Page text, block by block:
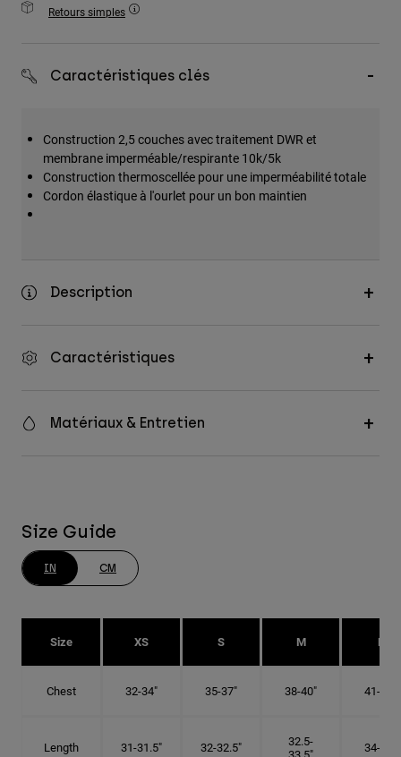
Accessoires
Sacs et sacs à dos
Voir tout
Retours simples
Caractéristiques clés
Construction 2,5 couches avec traitement DWR et
membrane imperméable/respirante 10k/5k
Construction thermoscellée pour une imperméabilité totale
Cordon élastique à l'ourlet pour un bon maintien
Description
Caractéristiques
Matériaux & Entretien
Size Guide
IN CM
Size XS S M L
Chest 32-34" 35-37" 38-40" 41-43"
Length 31-31.5" 32-32.5"
32.5-
34-35"